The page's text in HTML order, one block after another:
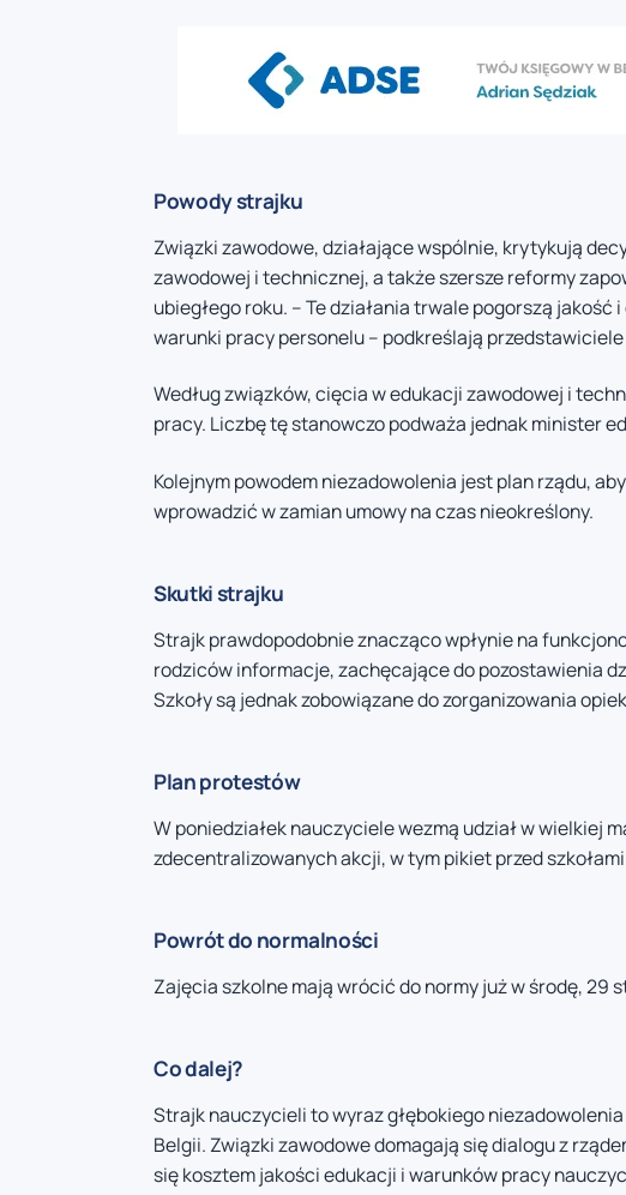
Powody strajku
Związki zawodowe, działające wspólnie, krytykują
zawodowej i technicznej, a także szersze reformy
ubiegłego roku. – Te działania trwale pogorszą
warunki pracy personelu – podkreślają
Według związków, cięcia w edukacji zawodowej i
pracy. Liczbę tę stanowczo podważa jednak minister
Kolejnym powodem niezadowolenia jest plan rządu,
wprowadzić w zamian umowy na czas nieokreślony.
Skutki strajku
Strajk prawdopodobnie znacząco wpłynie na
rodziców informacje, zachęcające do pozostawienia
Szkoły są jednak zobowiązane do zorganizowania
Plan protestów
W poniedziałek nauczyciele wezmą udział w wielkiej
zdecentralizowanych akcji, w tym pikiet przed
Powrót do normalności
Zajęcia szkolne mają wrócić do normy już w środę, 29
Co dalej?
Strajk nauczycieli to wyraz głębokiego
Belgii. Związki zawodowe domagają się dialogu z
się kosztem jakości edukacji i warunków pracy